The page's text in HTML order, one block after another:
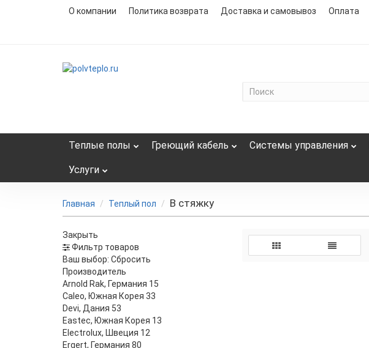
О компании Политика возврата Доставка и самовывоз Оплата
Теплые полы Греющий кабель Системы управления
Услуги
Главная Теплый пол В стяжку
Закрыть
Фильтр товаров
Ваш выбор: Сбросить
Производитель
Arnold Rak, Германия 15
Caleo, Южная Корея 33
Devi, Дания 53
Eastec, Южная Корея 13
Electrolux, Швеция 12
Ergert, Германия 80